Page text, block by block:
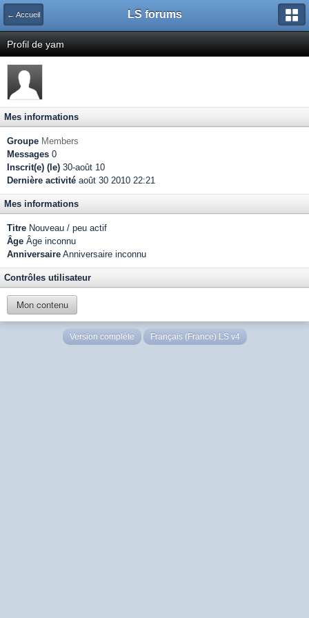
← Accueil LS forums
Profil de yam
Mes informations
Groupe Members
Messages 0
Inscrit(e) (le) 30-août 10
Dernière activité août 30 2010 22:21
Mes informations
Titre Nouveau / peu actif
Âge Âge inconnu
Anniversaire Anniversaire inconnu
Contrôles utilisateur
Mon contenu
Version complète Français (France) LS v4